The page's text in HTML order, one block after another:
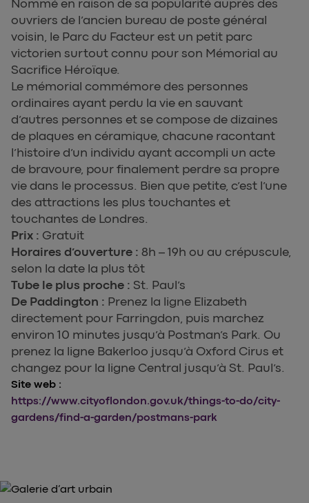
Nommé en raison de sa popularité auprès des
ouvriers de l’ancien bureau de poste général
voisin, le Parc du Facteur est un petit parc
victorien surtout connu pour son Mémorial au
Sacrifice Héroïque.
Le mémorial commémore des personnes
ordinaires ayant perdu la vie en sauvant
d’autres personnes et se compose de dizaines
de plaques en céramique, chacune racontant
l’histoire d’un individu ayant accompli un acte
de bravoure, pour finalement perdre sa propre
vie dans le processus. Bien que petite, c’est l’une
des attractions les plus touchantes et
touchantes de Londres.
Prix : Gratuit
Horaires d’ouverture : 8h – 19h ou au crépuscule,
selon la date la plus tôt
Tube le plus proche : St. Paul’s
De Paddington : Prenez la ligne Elizabeth
directement pour Farringdon, puis marchez
environ 10 minutes jusqu’à Postman’s Park. Ou
prenez la ligne Bakerloo jusqu’à Oxford Cirus et
changez pour la ligne Central jusqu’à St. Paul’s.
Site web :
https://www.cityoflondon.gov.uk/things-to-do/city-
gardens/find-a-garden/postmans-park